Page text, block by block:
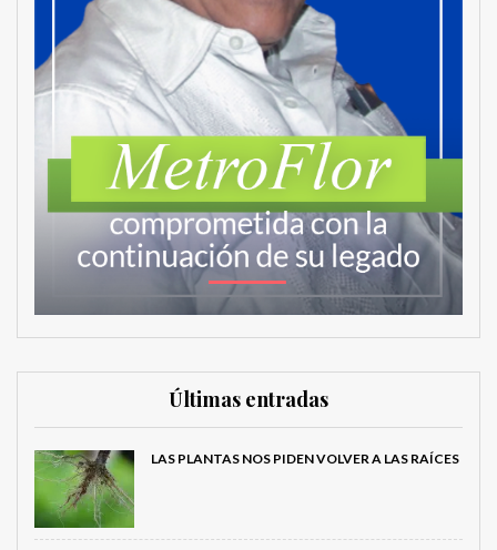
Últimas entradas
LAS PLANTAS NOS PIDEN VOLVER A LAS RAÍCES